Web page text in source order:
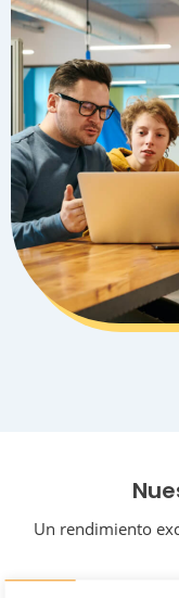
Un rendimiento